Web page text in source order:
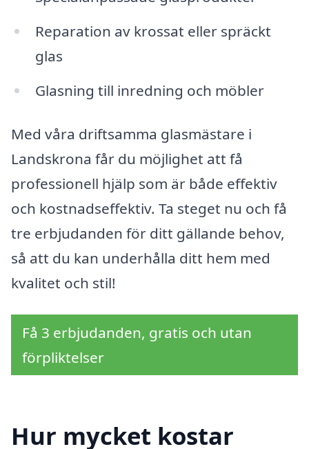
Reparation av krossat eller spräckt
glas
Glasning till inredning och möbler
Med våra driftsamma glasmästare i
Landskrona får du möjlighet att få
professionell hjälp som är både effektiv
och kostnadseffektiv. Ta steget nu och få
tre erbjudanden för ditt gällande behov,
så att du kan underhålla ditt hem med
kvalitet och stil!
Få 3 erbjudanden, gratis och utan
förpliktelser
Hur mycket kostar